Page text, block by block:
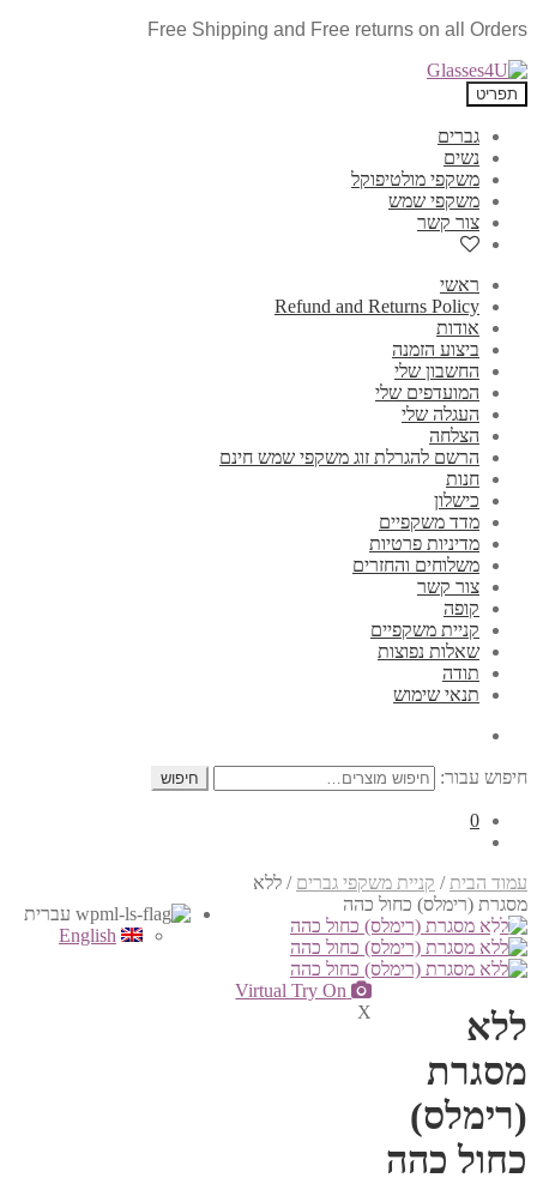
Free Shipping and Free returns on all Orders
תפריט
גברים
נשים
משקפי מולטיפוקל
משקפי שמש
צור קשר
ראשי
Refund and Returns Policy
אודות
ביצוע הזמנה
החשבון שלי
המועדפים שלי
העגלה שלי
הצלחה
הרשם להגרלת זוג משקפי שמש חינם
חנות
כישלון
מדד משקפיים
מדיניות פרטיות
משלוחים והחזרים
צור קשר
קופה
קניית משקפיים
שאלות נפוצות
תודה
תנאי שימוש
חיפוש עבור: חיפוש
0
עברית
English
עמוד הבית / קניית משקפי גברים / ללא
מסגרת (רימלס) כחול כהה
Virtual Try On
X
ללא
מסגרת
(רימלס)
כחול כהה